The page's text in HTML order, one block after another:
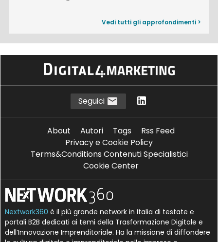
Vedi tutti gli approfondimenti >
Seguici
About Autori Tags
Rss Feed
Privacy e Cookie Policy
Terms&Conditions Contenuti Specialistici
Cookie Center
Nextwork360 è il più grande network in Italia di testate e
portali B2B dedicati ai temi della Trasformazione Digitale e
dell’Innovazione Imprenditoriale. Ha la missione di diffondere